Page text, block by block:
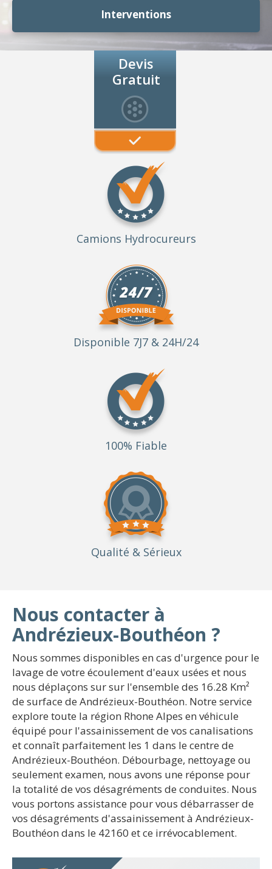
Interventions
Devis
Gratuit
Camions Hydrocureurs
Disponible 7J7 & 24H/24
100% Fiable
Qualité & Sérieux
Nous contacter à
Andrézieux-Bouthéon ?
Nous sommes disponibles en cas d'urgence pour le
lavage de votre écoulement d'eaux usées et nous
nous déplaçons sur sur l'ensemble des 16.28 Km²
de surface de Andrézieux-Bouthéon. Notre service
explore toute la région Rhone Alpes en véhicule
équipé pour l'assainissement de vos canalisations
et connaît parfaitement les 1 dans le centre de
Andrézieux-Bouthéon. Débourbage, nettoyage ou
seulement examen, nous avons une réponse pour
la totalité de vos désagréments de conduites. Nous
vous portons assistance pour vous débarrasser de
vos désagréments d'assainissement à Andrézieux-
Bouthéon dans le 42160 et ce irrévocablement.